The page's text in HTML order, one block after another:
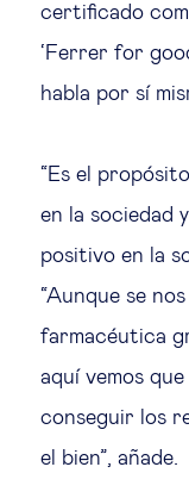
certificado
‘Ferrer for
habla por sí
“Es el
en la sociedad
positivo en la
“Aunque se
farmacéutica
aquí vemos
conseguir los
el bien”, añade.